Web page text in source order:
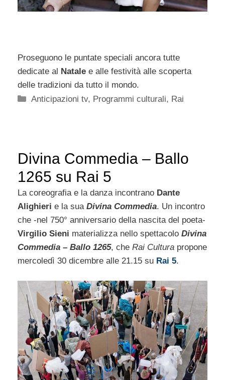
Proseguono le puntate speciali ancora tutte
dedicate al Natale e alle festività alle scoperta
delle tradizioni da tutto il mondo.
Categorie
Anticipazioni tv, Programmi culturali, Rai
Divina Commedia – Ballo
1265 su Rai 5
La coreografia e la danza incontrano Dante
Alighieri e la sua Divina Commedia. Un incontro
che -nel 750° anniversario della nascita del poeta-
Virgilio Sieni materializza nello spettacolo Divina
Commedia – Ballo 1265, che Rai Cultura propone
mercoledì 30 dicembre alle 21.15 su Rai 5.